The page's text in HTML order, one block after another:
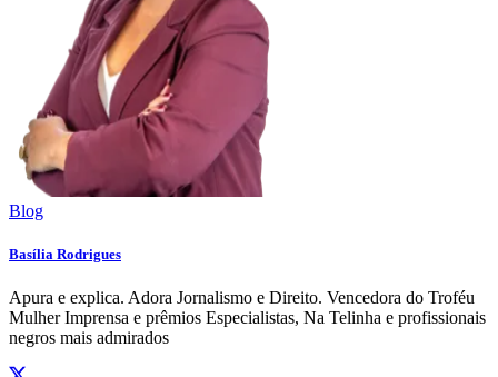
Blog
Basília Rodrigues
Apura e explica. Adora Jornalismo e Direito. Vencedora do Troféu
Mulher Imprensa e prêmios Especialistas, Na Telinha e profissionais
negros mais admirados